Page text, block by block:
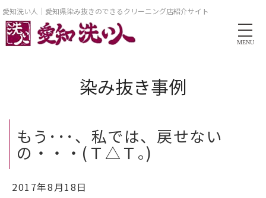
愛知洗い人｜愛知県染み抜きのできるクリーニング店紹介サイト
MENU
染み抜き事例
もう･･･、私では、戻せない
の・・・(Ｔ△Ｔ｡)
2017年8月18日